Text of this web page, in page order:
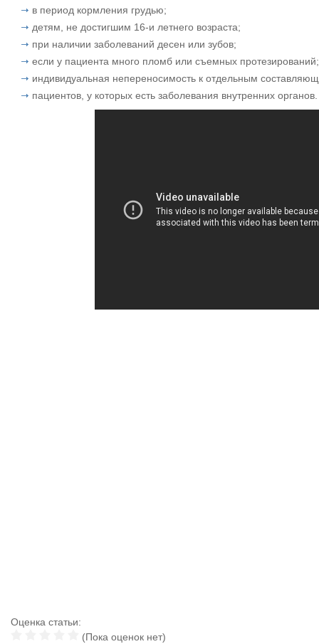
в период кормления грудью;
детям, не достигшим 16-и летнего возраста;
при наличии заболеваний десен или зубов;
если у пациента много пломб или съемных протезирований;
индивидуальная непереносимость к отдельным
пациентов, у которых есть заболевания внутренних органов.
Оценка статьи:
(Пока оценок нет)